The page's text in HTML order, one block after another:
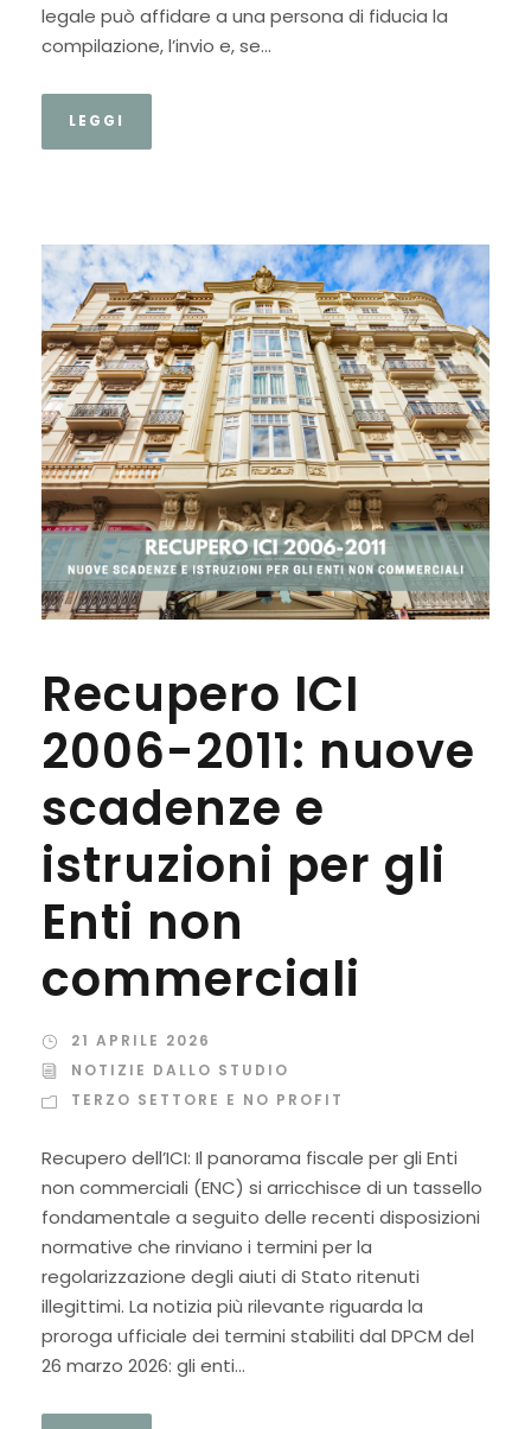
legale può affidare a una persona di fiducia la
compilazione, l’invio e, se...
LEGGI
Recupero ICI
2006-2011: nuove
scadenze e
istruzioni per gli
Enti non
commerciali
21 APRILE 2026
NOTIZIE DALLO STUDIO
TERZO SETTORE E NO PROFIT
Recupero dell’ICI: Il panorama fiscale per gli Enti
non commerciali (ENC) si arricchisce di un tassello
fondamentale a seguito delle recenti disposizioni
normative che rinviano i termini per la
regolarizzazione degli aiuti di Stato ritenuti
illegittimi. La notizia più rilevante riguarda la
proroga ufficiale dei termini stabiliti dal DPCM del
26 marzo 2026: gli enti...